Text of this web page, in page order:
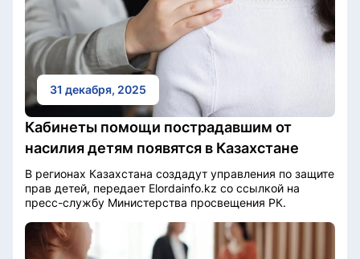
31 декабря, 2025
Кабинеты помощи пострадавшим от
насилия детям появятся в Казахстане
В регионах Казахстана создадут управления по защите
прав детей, передает Elordainfo.kz со ссылкой на
пресс-службу Министерства просвещения РК.